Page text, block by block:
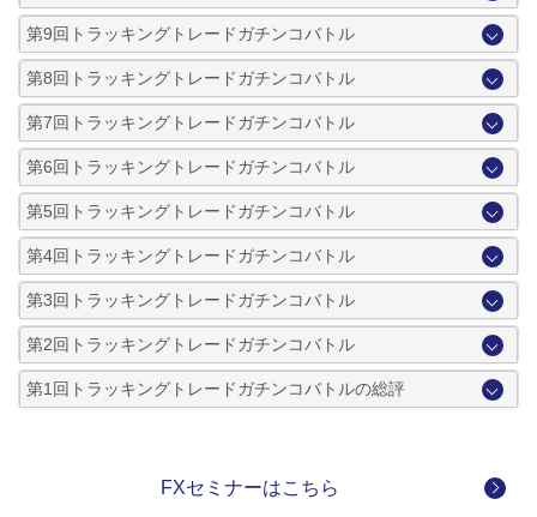
第9回トラッキングトレードガチンコバトル
第8回トラッキングトレードガチンコバトル
第7回トラッキングトレードガチンコバトル
第6回トラッキングトレードガチンコバトル
第5回トラッキングトレードガチンコバトル
第4回トラッキングトレードガチンコバトル
第3回トラッキングトレードガチンコバトル
第2回トラッキングトレードガチンコバトル
第1回トラッキングトレードガチンコバトルの総評
FXセミナーはこちら